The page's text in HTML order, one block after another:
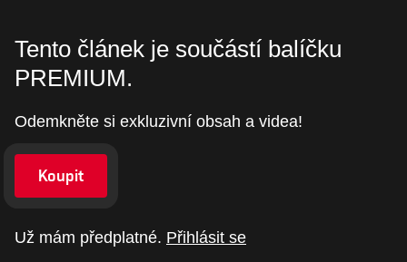
Tento článek je součástí balíčku
PREMIUM.
Odemkněte si exkluzivní obsah a videa!
Koupit
Už mám předplatné. Přihlásit se